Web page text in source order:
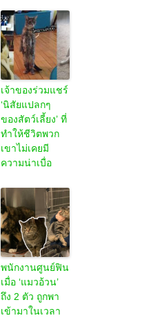
เจ้าของร่วมแชร์
‘นิสัยแปลกๆ
ของสัตว์เลี้ยง’ ที่
ทำให้ชีวิตพวก
เขาไม่เคยมี
ความน่าเบื่อ
พนักงานศูนย์ฟิน
เมื่อ ‘แมวอ้วน’
ถึง 2 ตัว ถูกพา
เข้ามาในเวลา